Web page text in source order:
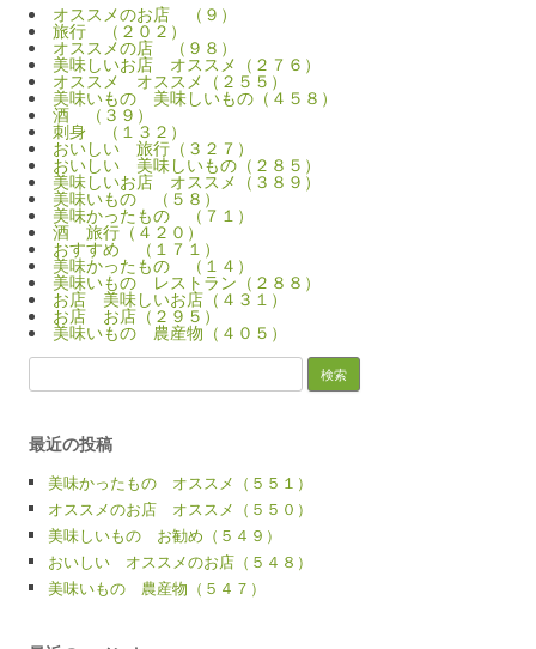
オススメのお店 （９）
旅行 （２０２）
オススメの店 （９８）
美味しいお店 オススメ（２７６）
オススメ オススメ（２５５）
美味いもの 美味しいもの（４５８）
酒 （３９）
刺身 （１３２）
おいしい 旅行（３２７）
おいしい 美味しいもの（２８５）
美味しいお店 オススメ（３８９）
美味いもの （５８）
美味かったもの （７１）
酒 旅行（４２０）
おすすめ （１７１）
美味かったもの （１４）
美味いもの レストラン（２８８）
お店 美味しいお店（４３１）
お店 お店（２９５）
美味いもの 農産物（４０５）
索:
最近の投稿
美味かったもの オススメ（５５１）
オススメのお店 オススメ（５５０）
美味しいもの お勧め（５４９）
おいしい オススメのお店（５４８）
美味いもの 農産物（５４７）